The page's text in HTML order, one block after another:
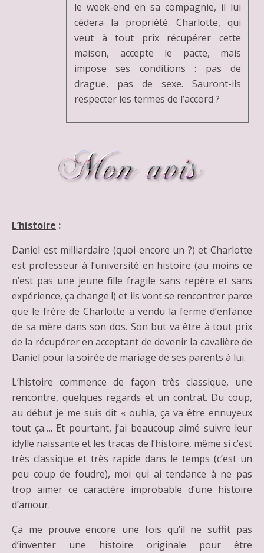
le week-end en sa compagnie, il lui
cédera la propriété. Charlotte, qui
veut à tout prix récupérer cette
maison, accepte le pacte, mais
impose ses conditions : pas de
drague, pas de sexe. Sauront-ils
respecter les termes de l’accord ?
L’histoire :
Daniel est milliardaire (quoi encore un ?) et Charlotte
est professeur à l’université en histoire (au moins ce
n’est pas une jeune fille fragile sans repère et sans
expérience, ça change !) et ils vont se rencontrer parce
que le frère de Charlotte a vendu la ferme d’enfance
de sa mère dans son dos. Son but va être à tout prix
de la récupérer en acceptant de devenir la cavalière de
Daniel pour la soirée de mariage de ses parents à lui.
L’histoire commence de façon très classique, une
rencontre, quelques regards et un contrat. Du coup,
au début je me suis dit « ouhla, ça va être ennuyeux
tout ça…. Et pourtant, j’ai beaucoup aimé suivre leur
idylle naissante et les tracas de l’histoire, même si c’est
très classique et très rapide dans le temps (c’est un
peu coup de foudre), moi qui ai tendance à ne pas
trop aimer ce caractère improbable d’une histoire
d’amour.
Ça me prouve encore une fois qu’il ne suffit pas
d’inventer une histoire originale pour être